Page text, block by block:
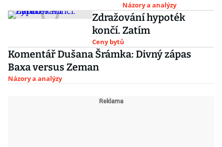
marketingu
Názory a analýzy
Zdražování hypoték
končí. Zatím
Ceny bytů
Komentář Dušana Šrámka: Divný zápas
Baxa versus Zeman
Názory a analýzy